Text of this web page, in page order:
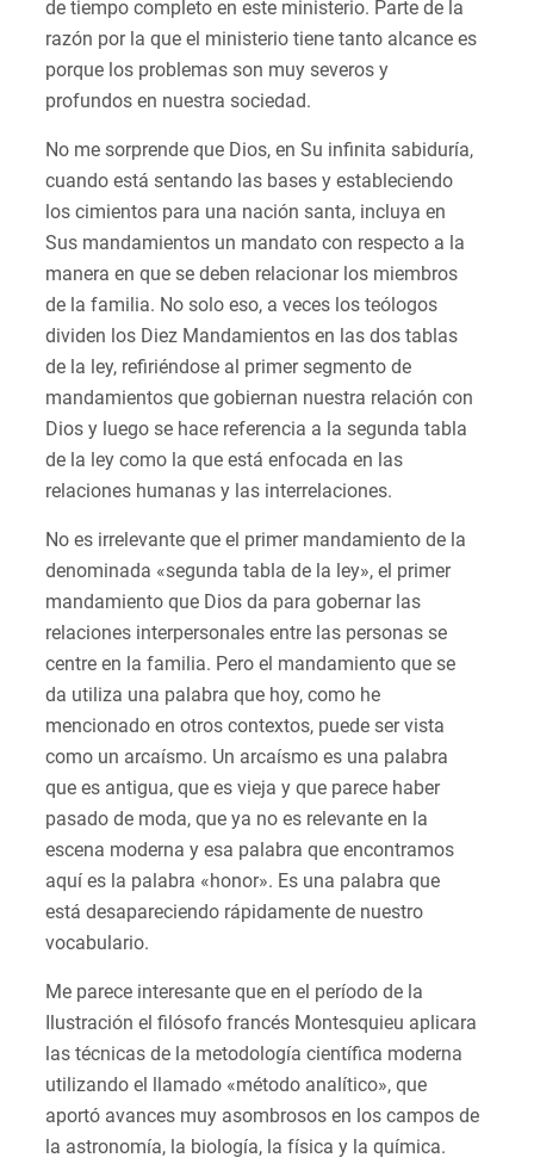
de tiempo completo en este ministerio. Parte de la
razón por la que el ministerio tiene tanto alcance es
porque los problemas son muy severos y
profundos en nuestra sociedad.
No me sorprende que Dios, en Su infinita sabiduría,
cuando está sentando las bases y estableciendo
los cimientos para una nación santa, incluya en
Sus mandamientos un mandato con respecto a la
manera en que se deben relacionar los miembros
de la familia. No solo eso, a veces los teólogos
dividen los Diez Mandamientos en las dos tablas
de la ley, refiriéndose al primer segmento de
mandamientos que gobiernan nuestra relación con
Dios y luego se hace referencia a la segunda tabla
de la ley como la que está enfocada en las
relaciones humanas y las interrelaciones.
No es irrelevante que el primer mandamiento de la
denominada «segunda tabla de la ley», el primer
mandamiento que Dios da para gobernar las
relaciones interpersonales entre las personas se
centre en la familia. Pero el mandamiento que se
da utiliza una palabra que hoy, como he
mencionado en otros contextos, puede ser vista
como un arcaísmo. Un arcaísmo es una palabra
que es antigua, que es vieja y que parece haber
pasado de moda, que ya no es relevante en la
escena moderna y esa palabra que encontramos
aquí es la palabra «honor». Es una palabra que
está desapareciendo rápidamente de nuestro
vocabulario.
Me parece interesante que en el período de la
Ilustración el filósofo francés Montesquieu aplicara
las técnicas de la metodología científica moderna
utilizando el llamado «método analítico», que
aportó avances muy asombrosos en los campos de
la astronomía, la biología, la física y la química.